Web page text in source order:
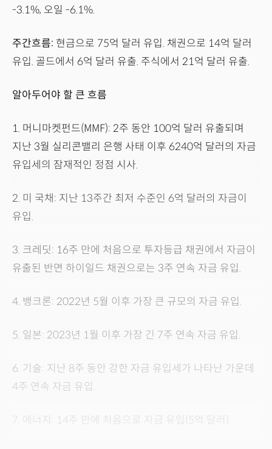
-3.1%, 오일 -6.1%.
주간흐름: 현금으로 75억 달러 유입. 채권으로 14억 달러
유입. 골드에서 6억 달러 유출. 주식에서 21억 달러 유출.
알아두어야 할 큰 흐름
1. 머니마켓펀드(MMF): 2주 동안 100억 달러 유출되며
지난 3월 실리콘밸리 은행 사태 이후 6240억 달러의 자금
유입세의 잠재적인 정점 시사.
2. 미 국채: 지난 13주간 최저 수준인 6억 달러의 자금이
유입.
3. 크레딧: 16주 만에 처음으로 투자등급 채권에서 자금이
유출된 반면 하이일드 채권으로는 3주 연속 자금 유입.
4. 뱅크론: 2022년 5월 이후 가장 큰 규모의 자금 유입.
5. 일본: 2023년 1월 이후 가장 긴 7주 연속 자금 유입.
6. 기술: 지난 8주 동안 강한 자금 유입세가 나타난 가운데
4주 연속 자금 유입.
7. 에너지: 14주 만에 처음으로 자금 유입(5억 달러).